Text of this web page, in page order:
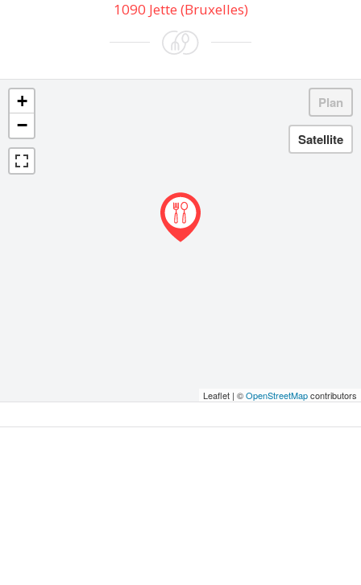
1090 Jette (Bruxelles)
+
−
Leaflet | ©OpenStreetMapcontributors